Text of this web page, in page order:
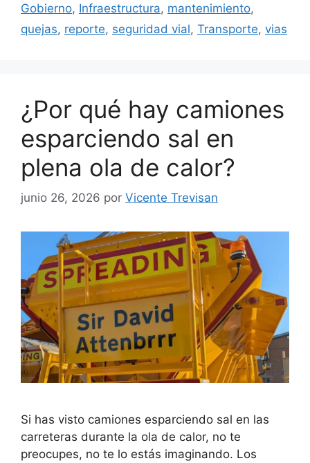
Gobierno, Infraestructura, mantenimiento,
quejas, reporte, seguridad vial, Transporte, vias
¿Por qué hay camiones
esparciendo sal en
plena ola de calor?
junio 26, 2026 por Vicente Trevisan
Si has visto camiones esparciendo sal en las
carreteras durante la ola de calor, no te
preocupes, no te lo estás imaginando. Los